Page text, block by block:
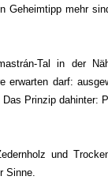
Geheimtipp mehr
Tal in der
erwarten darf:
Prinzip dahinter:
und
Sinne.